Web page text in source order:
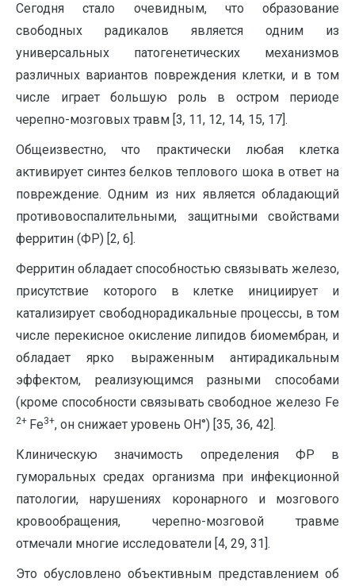
Сегодня стало очевидным, что образование
свободных радикалов является одним из
универсальных патогенетических механизмов
различных вариантов повреждения клетки, и в том
числе играет большую роль в остром периоде
черепно-мозговых травм [3, 11, 12, 14, 15, 17].
Общеизвестно, что практически любая клетка
активирует синтез белков теплового шока в ответ на
повреждение. Одним из них является обладающий
противовоспалительными, защитными свойствами
ферритин (ФР) [2, 6].
Ферритин обладает способностью связывать железо,
присутствие которого в клетке инициирует и
катализирует свободнорадикальные процессы, в том
числе перекисное окисление липидов биомембран, и
обладает ярко выраженным антирадикальным
эффектом, реализующимся разными способами
(кроме способности связывать свободное железо Fe
2+ Fe3+, он снижает уровень ОН°) [35, 36, 42].
Клиническую значимость определения ФР в
гуморальных средах организма при инфекционной
патологии, нарушениях коронарного и мозгового
кровообращения, черепно-мозговой травме
отмечали многие исследователи [4, 29, 31].
Это обусловлено объективным представлением об